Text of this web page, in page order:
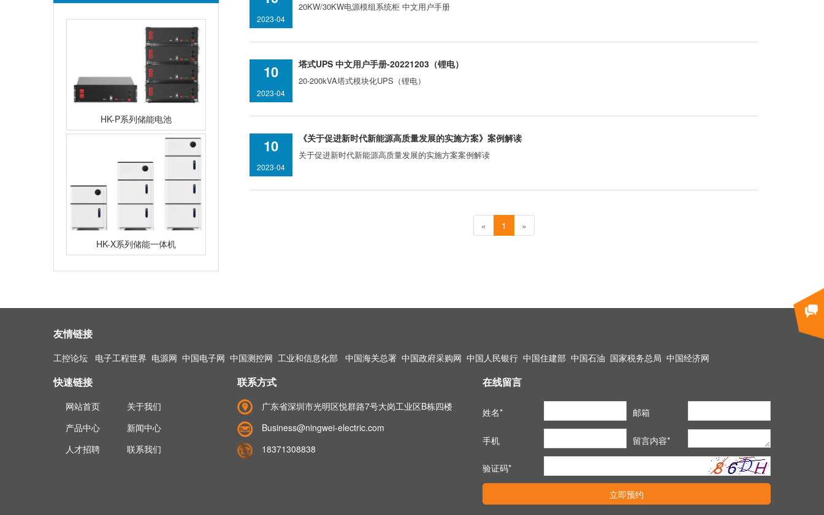
HK-P系列储能电池
HK-X系列储能一体机
2023-04
20KW/30KW电源模组系统柜 中文用户手册
10
2023-04
塔式UPS 中文用户手册-20221203（锂电）
20-200kVA塔式模块化UPS（锂电）
10
2023-04
《关于促进新时代新能源高质量发展的实施方案》案例解读
关于促进新时代新能源高质量发展的实施方案案例解读
« 1 »
友情链接
工控论坛 电子工程世界 电源网 中国电子网 中国测控网 工业和信息化部 中国海关总署 中国政府采购网 中国人民银行 中国住建部 中国石油 国家税务总局 中国经济网
快速链接
网站首页
关于我们
产品中心
新闻中心
人才招聘
联系我们
联系方式
广东省深圳市光明区悦群路7号大岗工业区B栋四楼
Business@ningwei-electric.com
18371308838
在线留言
姓名* 邮箱
手机 留言内容*
验证码*
立即预约